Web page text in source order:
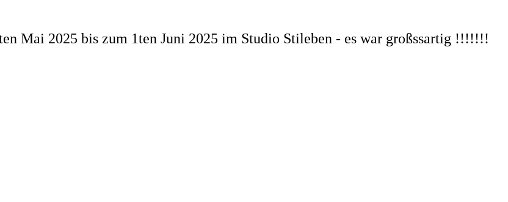
Mai 2025 bis zum 1ten Juni 2025 im Studio Stileben - es war großssartig !!!!!!!